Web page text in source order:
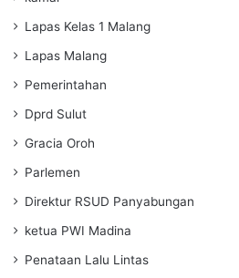
Lapas Kelas 1 Malang
Lapas Malang
Pemerintahan
Dprd Sulut
Gracia Oroh
Parlemen
Direktur RSUD Panyabungan
ketua PWI Madina
Penataan Lalu Lintas